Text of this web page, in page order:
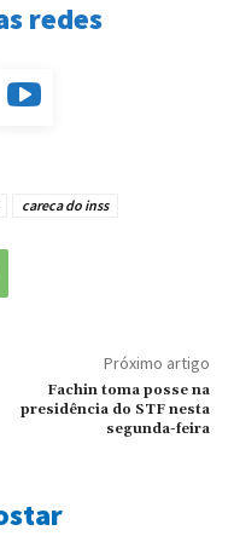
redes
careca do inss
Próximo artigo
Fachin toma posse na
presidência do STF nesta
segunda-feira